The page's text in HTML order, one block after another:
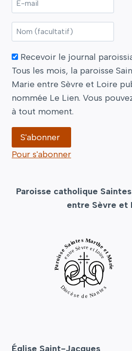
Recevoir le journal
Tous les mois, la paroisse
Marie entre Sèvre et Loire
nommée Le Lien. Vous
à tout moment.
Pour s'abonner
Paroisse catholique
entre Sèvre et
Église Saint-Jacques